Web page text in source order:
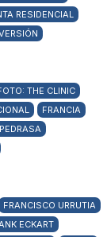
RESIDENCIAL
THE CLINIC
FRANCIA
FRANCISCO URRUTIA
ECKART